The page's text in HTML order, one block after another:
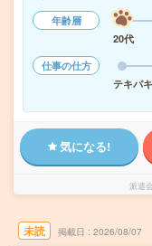
年齢層
20代
仕事の仕方
テキパキ
気になる!
派遣
未読 掲載日 2026/08/07